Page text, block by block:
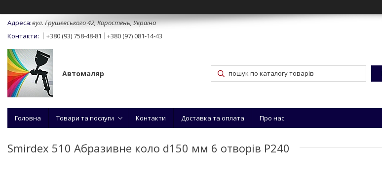
вул. Грушевського 42, Коростень, Україна
+380 (93) 758-48-81
+380 (97) 081-14-43
Автомаляр
Головна Товари та послуги Контакти Доставка та оплата Про нас
Smirdex 510 Абразивне коло d150 мм 6 отворів Р240